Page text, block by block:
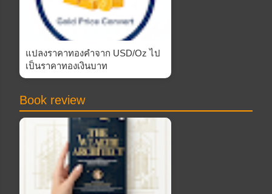
แปลงราคาทองคำจาก USD/Oz ไป
เป็นราคาทองเงินบาท
Book review